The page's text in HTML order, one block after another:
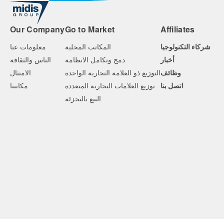
Our Company
معلومات عنا
الناس والثقافة
الامتثال
مكاتبنا
Go to Market
المكاتب المحلية
دمج وتكامل الانظامة
التوزيع ذو العلامة التجارية الواحدة
توزيع العلامات التجارية المتعددة
البيع بالتجزئة
Affiliates
شركاء التكنولوجيا
أخبار
وظائف
اتصل بنا